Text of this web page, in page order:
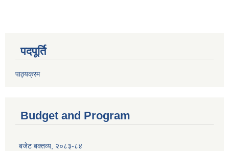
पदपूर्ति
पाठ्यक्रम
Budget and Program
बजेट बक्तव्य, २०८३-८४